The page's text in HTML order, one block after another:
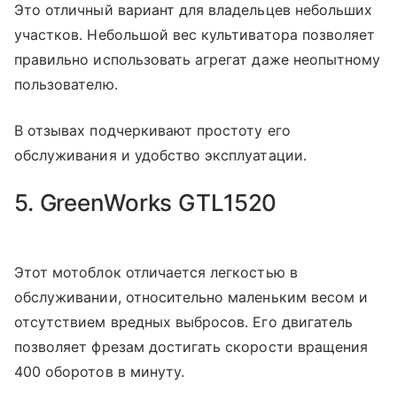
Это отличный вариант для владельцев небольших
участков. Небольшой вес культиватора позволяет
правильно использовать агрегат даже неопытному
пользователю.
В отзывах подчеркивают простоту его
обслуживания и удобство эксплуатации.
5. GreenWorks GTL1520
Этот мотоблок отличается легкостью в
обслуживании, относительно маленьким весом и
отсутствием вредных выбросов. Его двигатель
позволяет фрезам достигать скорости вращения
400 оборотов в минуту.